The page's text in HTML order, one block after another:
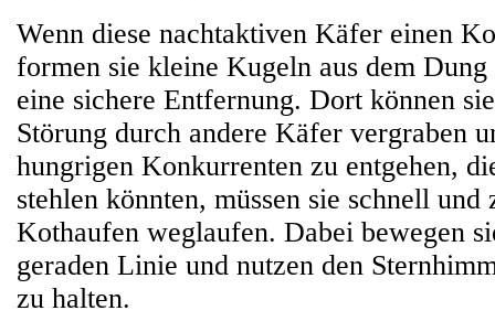
Wenn diese nachtaktiven Käfer einen
formen sie kleine Kugeln aus dem
eine sichere Entfernung. Dort können
Störung durch andere Käfer vergraben
hungrigen Konkurrenten zu entgehen,
stehlen könnten, müssen sie schnell
Kothaufen weglaufen. Dabei bewegen
geraden Linie und nutzen den
zu halten.